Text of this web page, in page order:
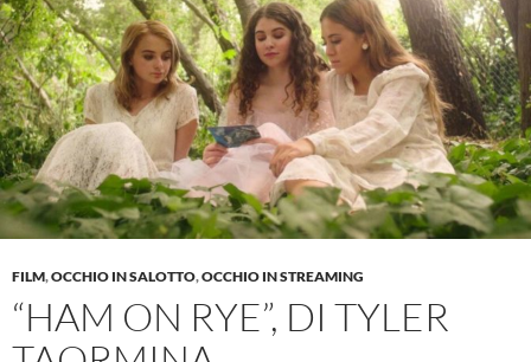
FILM,OCCHIO IN SALOTTO,OCCHIO IN STREAMING
“HAM ON RYE”, DI TYLER